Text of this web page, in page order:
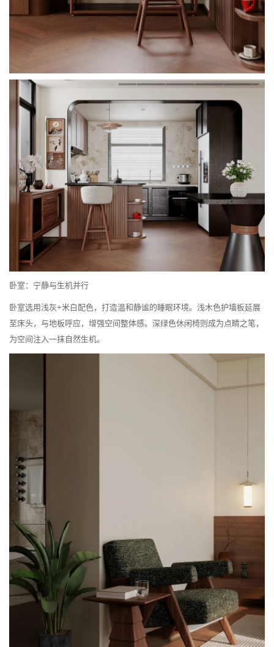
卧室：宁静与生机并行
卧室选用浅灰+米白配色，打造温和静谧的睡眠环境。浅木色护墙板延展
至床头，与地板呼应，增强空间整体感。深绿色休闲椅则成为点睛之笔，
为空间注入一抹自然生机。